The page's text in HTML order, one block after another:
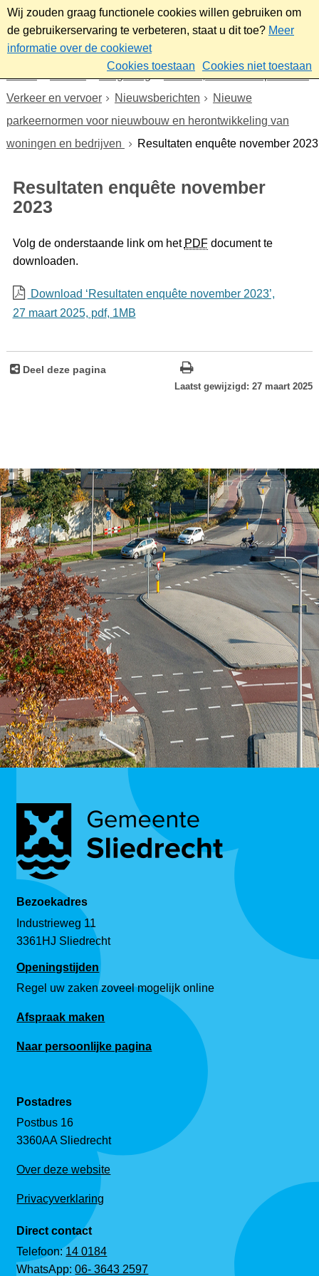
Wij zouden graag functionele cookies willen gebruiken om
de gebruikerservaring te verbeteren, staat u dit toe? Meer
informatie over de cookiewet
Cookies toestaan
Cookies niet toestaan
Omgeving
Verkeer, vervoer en parkeren
Verkeer en vervoer
Nieuwsberichten
Nieuwe
parkeernormen voor nieuwbouw en herontwikkeling van
woningen en bedrijven
Resultaten enquête november 2023
Resultaten enquête november
2023
Volg de onderstaande link om het PDFdocument te
downloaden.
Download ‘Resultaten enquête november 2023’,
27 maart 2025, pdf, 1MB
Deel deze pagina
Laatst gewijzigd: 27 maart 2025
Bezoekadres
Industrieweg 11
3361HJ Sliedrecht
Openingstijden
Regel uw zaken zoveel mogelijk online
Afspraak maken
Naar persoonlijke pagina
Postadres
Postbus 16
3360AA Sliedrecht
Over deze website
Privacyverklaring
Direct contact
Telefoon:14 0184
WhatsApp:06- 3643 2597